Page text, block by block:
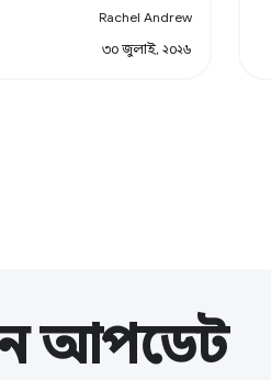
Rachel Andrew
৩০ জুলাই, ২০২৬
আপডেট